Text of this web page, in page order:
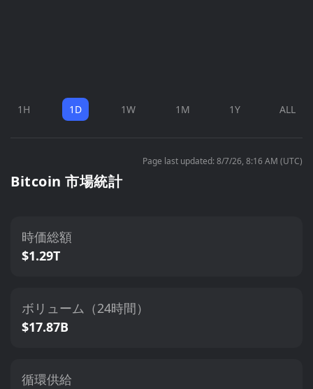
1H 1D 1W 1M 1Y ALL
Page last updated: 8/7/26, 8:16 AM (UTC)
Bitcoin 市場統計
時価総額
$1.29T
ボリューム（24時間）
$17.87B
循環供給